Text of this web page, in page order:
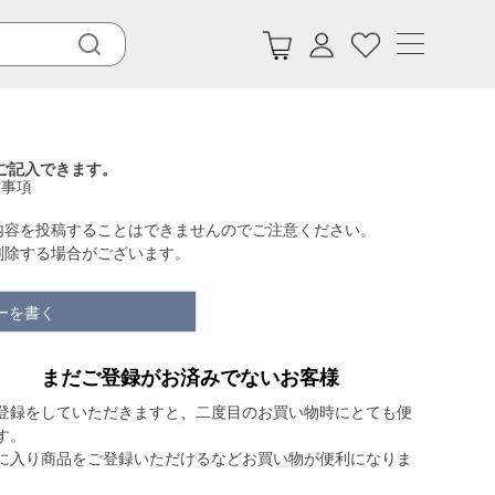
入できます。
項
を投稿することはできませんのでご注意ください。
する場合がございます。
を書く
まだご登録がお済みでないお客様
録をしていただきますと、二度目のお買い物時にとても便
。
入り商品をご登録いただけるなどお買い物が便利になりま